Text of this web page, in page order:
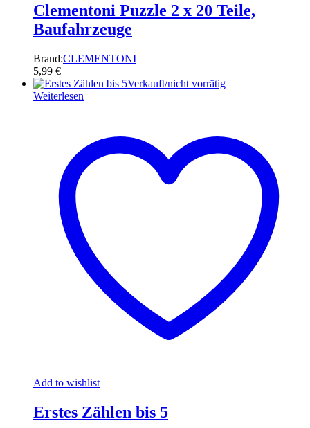
Clementoni Puzzle 2 x 20 Teile,
Baufahrzeuge
Brand:CLEMENTONI
5,99 €
Verkauft/nicht vorrätig
Weiterlesen
Add to wishlist
Erstes Zählen bis 5